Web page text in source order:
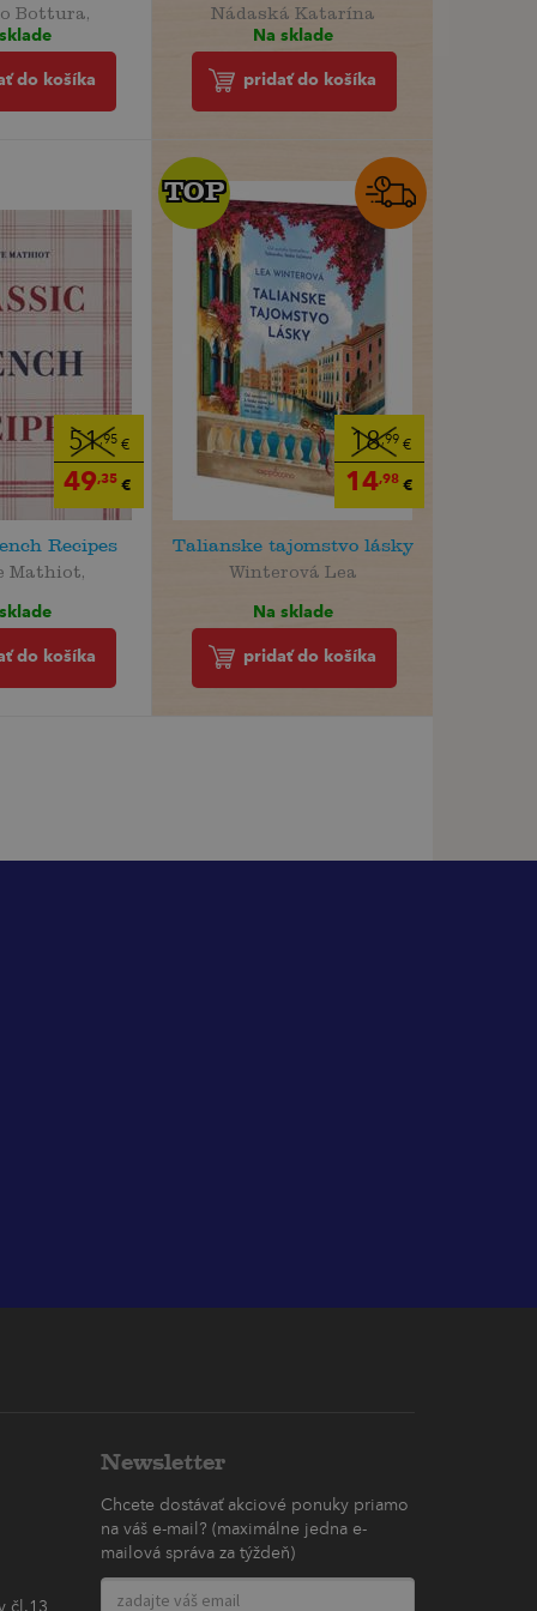
Bottura,
do košíka
51,95 €
49,35 €
Recipes
Mathiot,
do košíka
Nádaská Katarína
Na sklade
pridať do košíka
18,99 €
14,98€
TOP
TOP
Talianske tajomstvo lásky
Winterová Lea
Na sklade
pridať do košíka
čl.13
Newsletter
Chcete dostávať akciové ponuky priamo
na váš e-mail? (maximálne jedna e-
mailová správa za týždeň)